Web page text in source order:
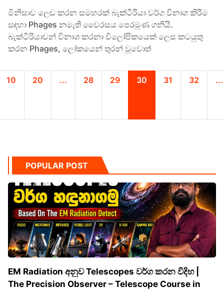
මිනිසාව ලෙඩ කරන සමහරක් බැක්ටීරියා වර්ග විනාශ කිරීම
සඳහා Phages නමැති වෛරසය පෙරමුණ ගනියි.
බැක්ටීරියාවන් විනාශ කරනා විලෝපිකයෙක් ලෙස කටයුතු
කරන Phages, ලෝකයෙන් තුරන් වූවොත්
10 20 ... 28 29 30 31 32 ...
POPULAR POST
EM Radiation අනුව Telescopes වර්ග කරන විදිහ |
The Precision Observer – Telescope Course in